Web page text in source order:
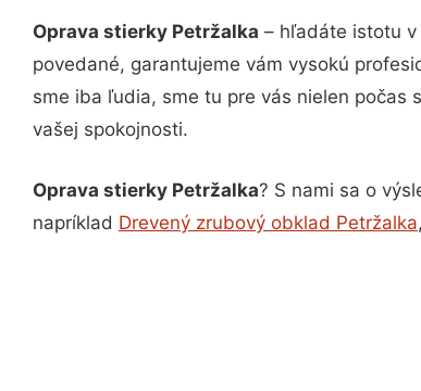
Oprava stierky Petržalka – hľadáte istotu
povedané, garantujeme vám vysokú
sme iba ľudia, sme tu pre vás nielen počas
vašej spokojnosti.
Oprava stierky Petržalka? S nami sa o
napríklad Drevený zrubový obklad Petržalka,